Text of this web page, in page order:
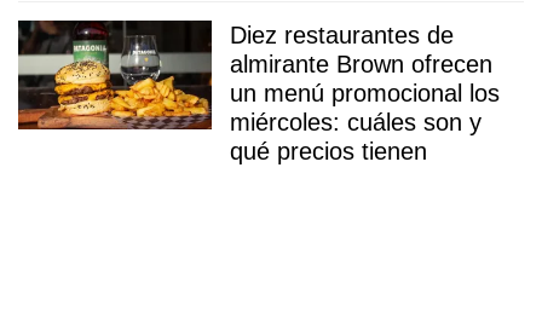
Diez restaurantes de
almirante Brown ofrecen
un menú promocional los
miércoles: cuáles son y
qué precios tienen